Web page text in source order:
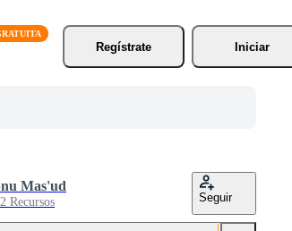
Regístrate
Iniciar
Mas'ud
Recursos Seguir